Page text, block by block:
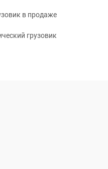
в продаже
грузовик